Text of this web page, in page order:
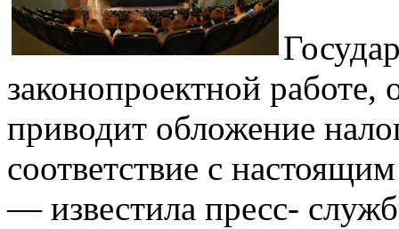
законопроектной работе,
приводит обложение
соответствие с
— известила пресс-